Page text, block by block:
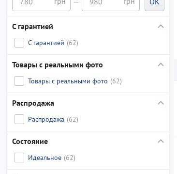
С гарантией
С гарантией (62)
Товары с реальными фото
Товары с реальными фото (62)
Распродажа
Распродажа (62)
Состояние
Идеальное (62)